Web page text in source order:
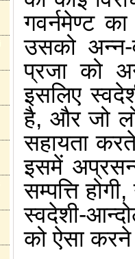
गवर्नमेण्ट
उसको
प्रजा को
इसलिए
है, और जो
सहायता
इसमें
सम्पत्ति होगी,
स्वदेशी-
को ऐसा